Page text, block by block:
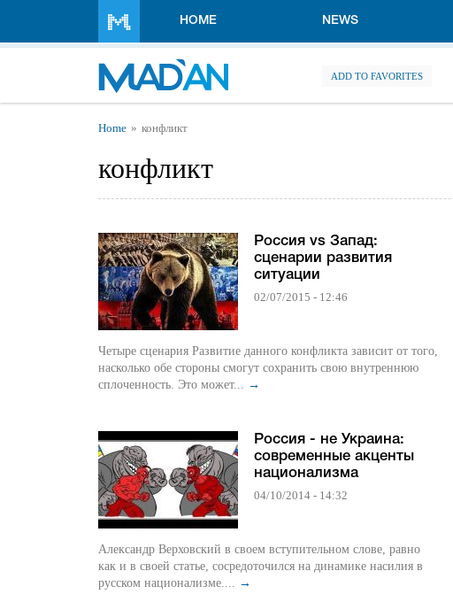
HOME NEWS
ADD TO FAVORITES
You are here
Home конфликт
конфликт
Россия vs Запад:
сценарии развития
ситуации
02/07/2015 - 12:46
Четыре сценария Развитие данного конфликта зависит от того,
насколько обе стороны смогут сохранить свою внутреннюю
сплоченность. Это может... →
Россия - не Украина:
современные акценты
национализма
04/10/2014 - 14:32
Александр Верховский в своем вступительном слове, равно
как и в своей статье, сосредоточился на динамике насилия в
русском национализме.... →